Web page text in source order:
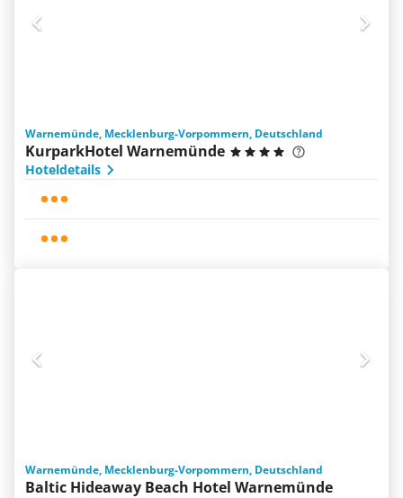
Warnemünde, Mecklenburg-Vorpommern, Deutschland
KurparkHotel Warnemünde
Hoteldetails
Warnemünde, Mecklenburg-Vorpommern, Deutschland
Baltic Hideaway Beach Hotel Warnemünde